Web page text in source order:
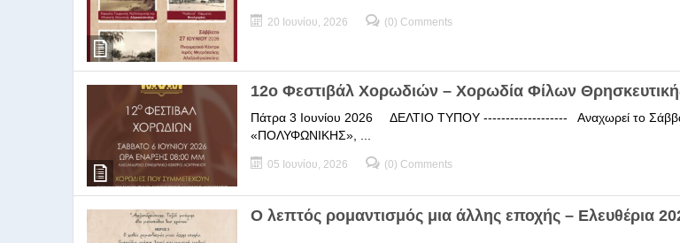
20 Ιουνίου, 2026 (0) Comments
12ο Φεστιβάλ Χορωδιών – Χορωδία Φίλων
Πάτρα 3 Ιουνίου 2026 ΔΕΛΤΙΟ ΤΥΠΟΥ ------------------- Αναχωρεί το
«ΠΟΛΥΦΩΝΙΚΗΣ», ...
05 Ιουνίου, 2026 (0) Comments
Ο λεπτός ρομαντισμός μια άλλης εποχής – Ελευθέρια